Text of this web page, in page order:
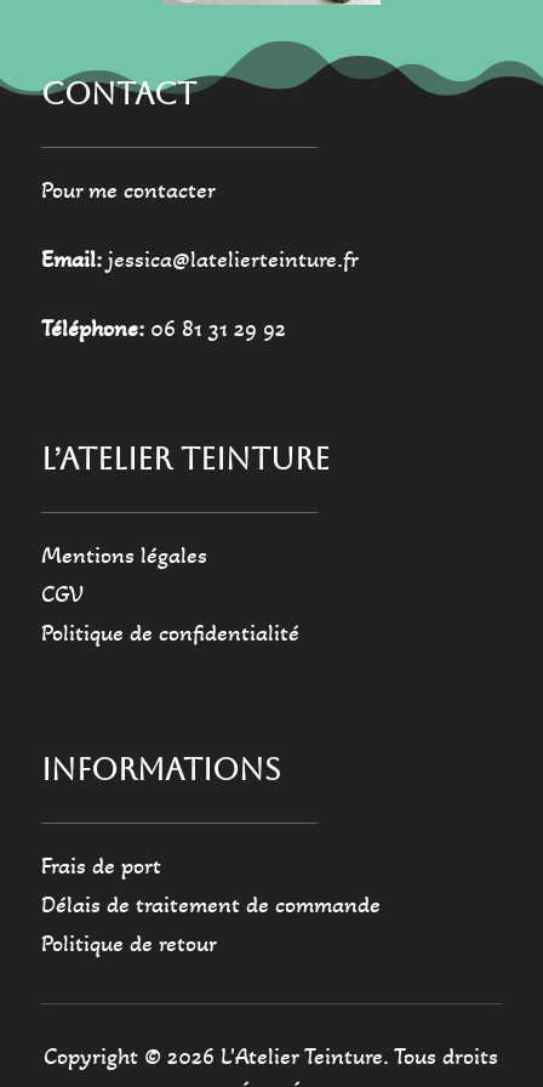
produit
CONTACT
Pour me contacter
Email:jessica@latelierteinture.fr
Téléphone:06 81 31 29 92
L’ATELIER TEINTURE
Mentions légales
CGV
Politique de confidentialité
INFORMATIONS
Frais de port
Délais de traitement de commande
Politique de retour
Copyright © 2026 L'Atelier Teinture. Tous droits